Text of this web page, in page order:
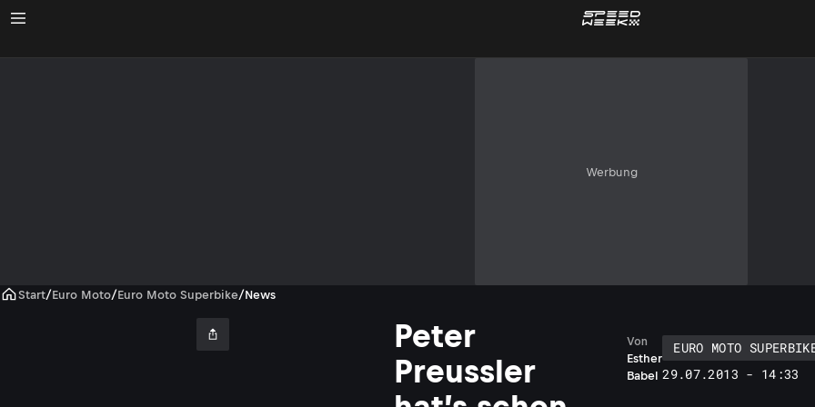
Werbung
Start/Euro Moto/Euro Moto Superbike/News
Peter
Preussler
Esther
Babel
Von
EURO MOTO
29.07.2013 - 14:33